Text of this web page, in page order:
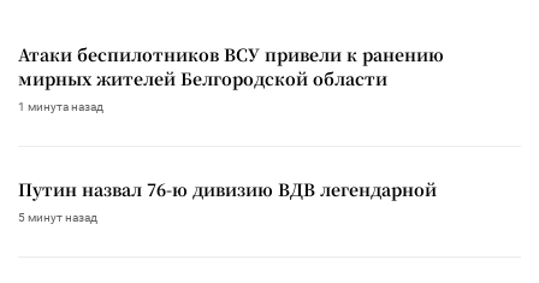
Атаки беспилотников ВСУ привели к ранению
мирных жителей Белгородской области
1 минута назад
Путин назвал 76-ю дивизию ВДВ легендарной
5 минут назад